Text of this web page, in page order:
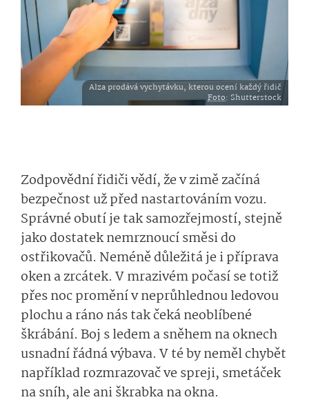
Alza prodává vychytávku, kterou ocení každý řidič
Foto: Shutterstock
Zodpovědní řidiči vědí, že v zimě začíná
bezpečnost už před nastartováním vozu.
Správné obutí je tak samozřejmostí, stejně
jako dostatek nemrznoucí směsi do
ostřikovačů. Neméně důležitá je i příprava
oken a zrcátek. V mrazivém počasí se totiž
přes noc promění v neprůhlednou ledovou
plochu a ráno nás tak čeká neoblíbené
škrábání. Boj s ledem a sněhem na oknech
usnadní řádná výbava. V té by neměl chybět
například rozmrazovač ve spreji, smetáček
na sníh, ale ani škrabka na okna.